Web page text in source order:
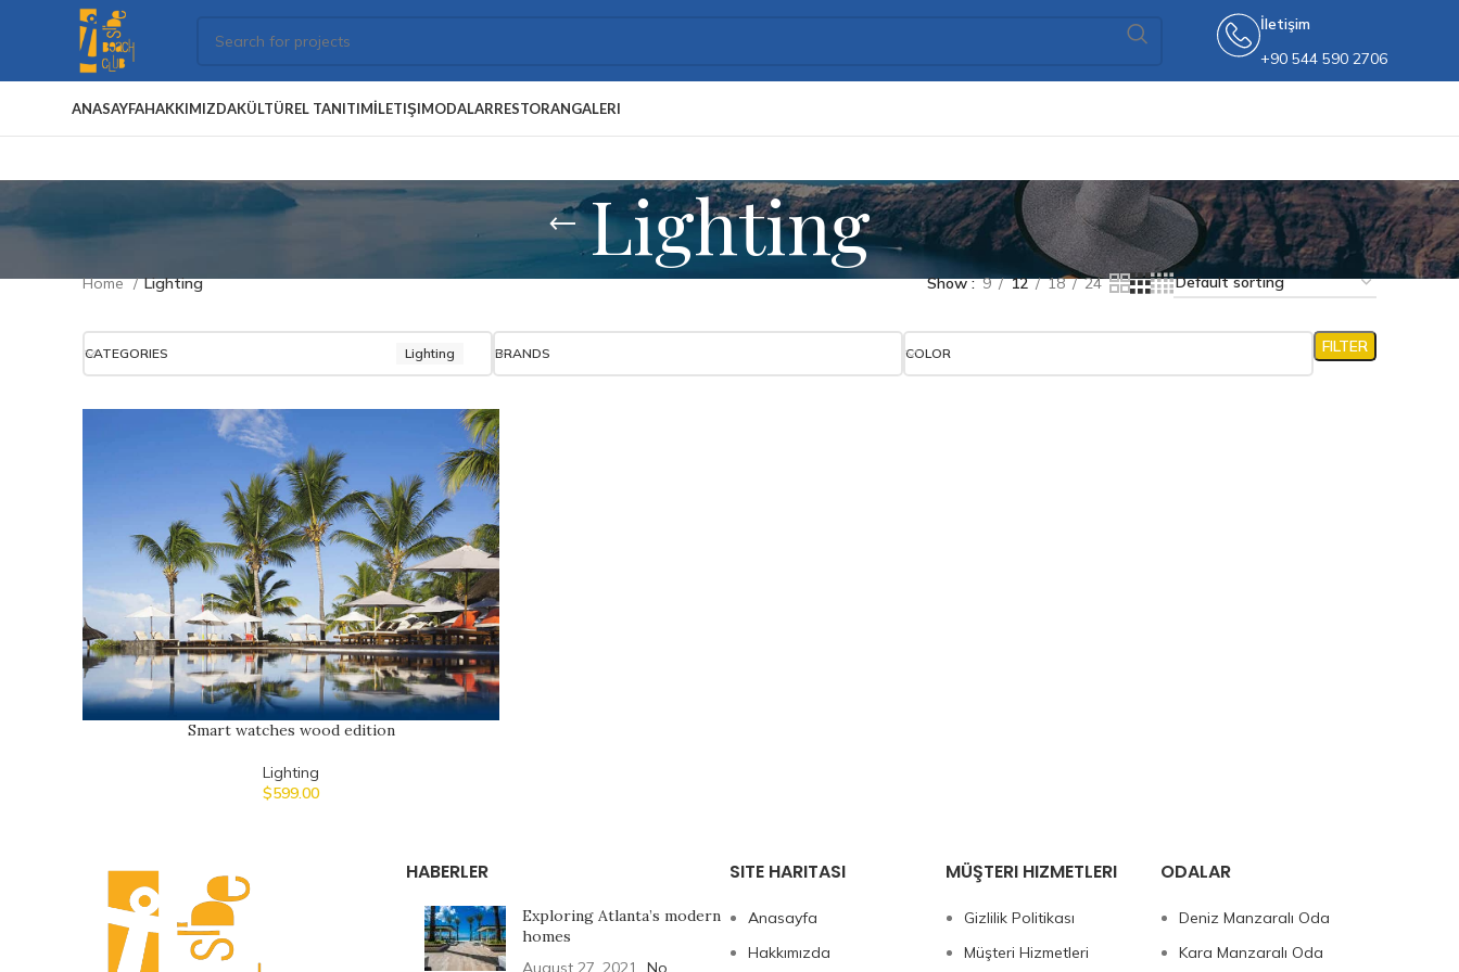
İletişim
+90 544 590 2706
ANASAYFAHAKKIMIZDAKÜLTÜREL TANITIMİLETIŞIMODALARRESTORANGALERI
Lighting
Home Lighting Show 9 12 18 24
CATEGORIES Lighting BRANDS COLOR FILTER
Smart watches wood edition
Lighting
$599.00
HABERLER
Exploring Atlanta’s modern
homes
August 27, 2021
No
SITE HARITASI
Anasayfa
Hakkımızda
MÜŞTERI HIZMETLERI
Gizlilik Politikası
Müşteri Hizmetleri
ODALAR
Deniz Manzaralı Oda
Kara Manzaralı Oda